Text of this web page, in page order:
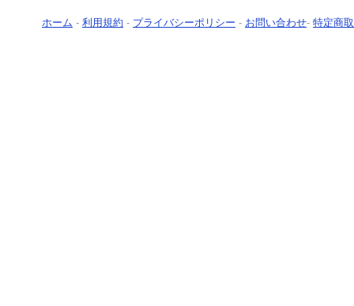
ホーム - 利用規約 - プライバシーポリシー - お問い合わせ- 特定商